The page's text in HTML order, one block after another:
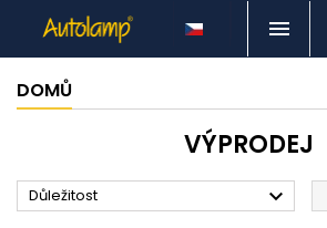

DOMŮ
VÝPRODEJ
Důležitost 